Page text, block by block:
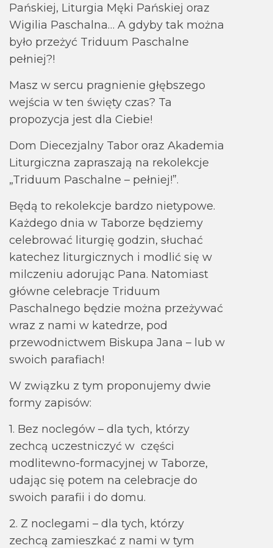
Pańskiej, Liturgia Męki Pańskiej oraz
Wigilia Paschalna… A gdyby tak można
było przeżyć Triduum Paschalne
pełniej?!
Masz w sercu pragnienie głębszego
wejścia w ten święty czas? Ta
propozycja jest dla Ciebie!
Dom Diecezjalny Tabor oraz Akademia
Liturgiczna zapraszają na rekolekcje
„Triduum Paschalne – pełniej!”.
Będą to rekolekcje bardzo nietypowe.
Każdego dnia w Taborze będziemy
celebrować liturgię godzin, słuchać
katechez liturgicznych i modlić się w
milczeniu adorując Pana. Natomiast
główne celebracje Triduum
Paschalnego będzie można przeżywać
wraz z nami w katedrze, pod
przewodnictwem Biskupa Jana – lub w
swoich parafiach!
W związku z tym proponujemy dwie
formy zapisów:
1. Bez noclegów – dla tych, którzy
zechcą uczestniczyć w części
modlitewno-formacyjnej w Taborze,
udając się potem na celebracje do
swoich parafii i do domu.
2. Z noclegami – dla tych, którzy
zechcą zamieszkać z nami w tym